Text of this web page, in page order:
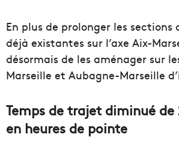
En plus de prolonger les sections
déjà existantes sur l’axe Aix-
désormais de les aménager sur
Marseille et Aubagne-Marseille
Temps de trajet diminué
en heures de pointe